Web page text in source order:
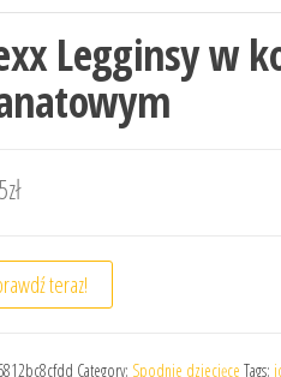
Legginsy w
zł
teraz!
Category: Spodnie dziecięce Tags: